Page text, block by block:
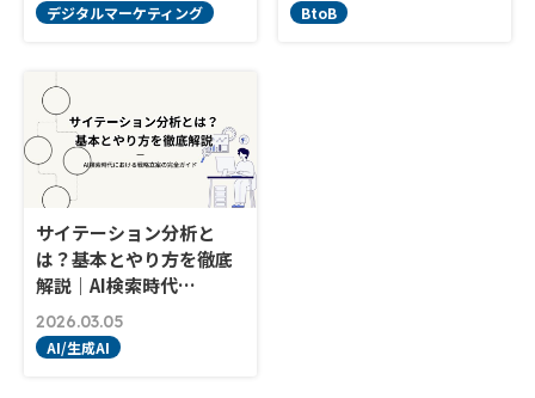
デジタルマーケティング BtoB
サイテーション分析と
は？基本とやり方を徹底
解説｜AI検索時代…
2026.03.05
AI/生成AI